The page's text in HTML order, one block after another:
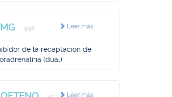
Leer más
996
de la recaptación de
(dual)
Leer más